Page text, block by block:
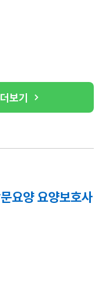
보기
요양 요양보호사